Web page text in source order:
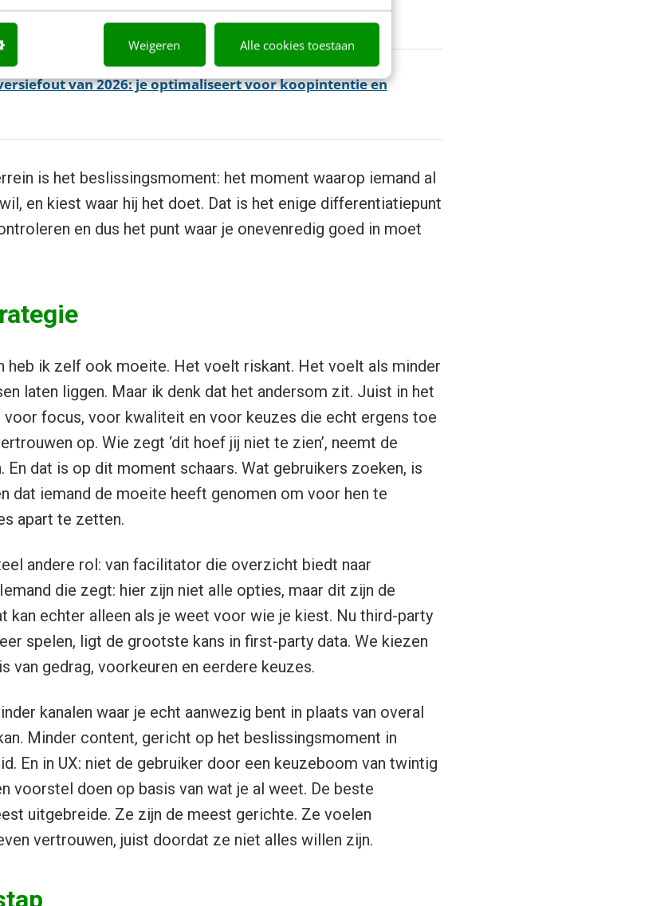
Weigeren Alle cookies toestaan
juist de ruis.
van 2026: je optimaliseert voor koopintentie en
is het beslissingsmoment: het moment waarop iemand al
en kiest waar hij het doet. Dat is het enige differentiatiepunt
en dus het punt waar je onevenredig goed in moet
heb ik zelf ook moeite. Het voelt riskant. Het voelt als minder
laten liggen. Maar ik denk dat het andersom zit. Juist in het
focus, voor kwaliteit en voor keuzes die echt ergens toe
op. Wie zegt ‘dit hoef jij niet te zien’, neemt de
En dat is op dit moment schaars. Wat gebruikers zoeken, is
dat iemand de moeite heeft genomen om voor hen te
apart te zetten.
andere rol: van facilitator die overzicht biedt naar
die zegt: hier zijn niet alle opties, maar dit zijn de
kan echter alleen als je weet voor wie je kiest. Nu third-party
spelen, ligt de grootste kans in first-party data. We kiezen
van gedrag, voorkeuren en eerdere keuzes.
kanalen waar je echt aanwezig bent in plaats van overal
Minder content, gericht op het beslissingsmoment in
En in UX: niet de gebruiker door een keuzeboom van twintig
voorstel doen op basis van wat je al weet. De beste
uitgebreide. Ze zijn de meest gerichte. Ze voelen
vertrouwen, juist doordat ze niet alles willen zijn.